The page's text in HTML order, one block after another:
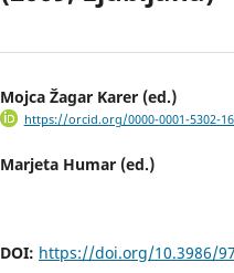
Mojca Žagar Karer (ed.)
https://orcid.org/0000-0001-5302-
Marjeta Humar (ed.)
DOI: https://doi.org/10.3986/